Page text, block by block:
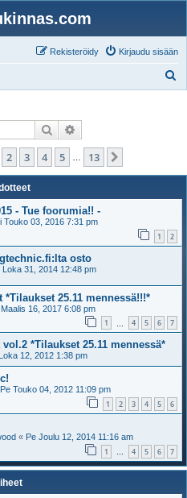
Kirjaudu sisään
Rekisteröidy
Etsi
/13
2 3 4 5 13
- Tue foorumia!! -
Touko 03, 2016 7:31 pm
1 2
osto
Loka 31, 2014 12:48 pm
25.11 mennessä!!!*
16, 2017 6:08 pm
1 4 5 6 7
*Tilaukset 25.11 mennessä*
12, 2012 1:38 pm
Pe Touko 04, 2012 11:09 pm
1 2 3 4 5 6
« Pe Joulu 12, 2014 11:16 am
1 … 4 5 6 7